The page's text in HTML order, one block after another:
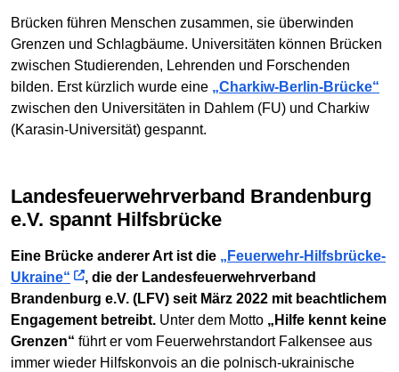
Brücken führen Menschen zusammen, sie überwinden
Grenzen und Schlagbäume. Universitäten können Brücken
zwischen Studierenden, Lehrenden und Forschenden
bilden. Erst kürzlich wurde eine „Charkiw-Berlin-Brücke“
zwischen den Universitäten in Dahlem (FU) und Charkiw
(Karasin-Universität) gespannt.
Landesfeuerwehrverband Brandenburg
e.V. spannt Hilfsbrücke
Eine Brücke anderer Art ist die „Feuerwehr-Hilfsbrücke-
Ukraine“
, die der Landesfeuerwehrverband
Brandenburg e.V. (LFV) seit März 2022 mit beachtlichem
Engagement betreibt. Unter dem Motto „Hilfe kennt keine
Grenzen“ führt er vom Feuerwehrstandort Falkensee aus
immer wieder Hilfskonvois an die polnisch-ukrainische